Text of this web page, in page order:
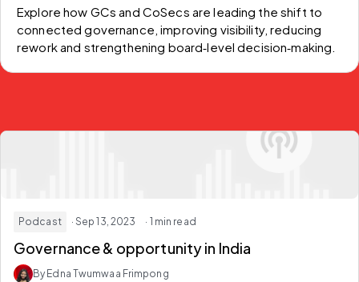
Explore how GCs and CoSecs are leading the shift to
connected governance, improving visibility, reducing
rework and strengthening board‑level decision‑making.
Podcast · Sep 13, 2023 · 1 min read
Governance & opportunity in India
By Edna Twumwaa Frimpong